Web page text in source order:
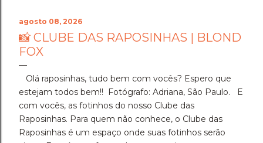
agosto 08, 2026
📸 CLUBE DAS RAPOSINHAS | BLOND
FOX
Olá raposinhas, tudo bem com vocês? Espero que
estejam todos bem!! Fotógrafo: Adriana, São Paulo. E
com vocês, as fotinhos do nosso Clube das
Raposinhas. Para quem não conhece, o Clube das
Raposinhas é um espaço onde suas fotinhos serão